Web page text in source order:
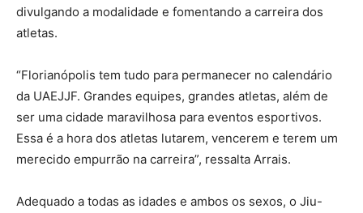
divulgando a modalidade e fomentando a carreira dos
atletas.
“Florianópolis tem tudo para permanecer no calendário
da UAEJJF. Grandes equipes, grandes atletas, além de
ser uma cidade maravilhosa para eventos esportivos.
Essa é a hora dos atletas lutarem, vencerem e terem um
merecido empurrão na carreira”, ressalta Arrais.
Adequado a todas as idades e ambos os sexos, o Jiu-